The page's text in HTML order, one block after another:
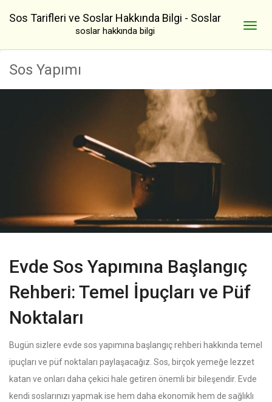
Sos Tarifleri ve Soslar Hakkında Bilgi - Soslar
soslar hakkında bilgi
Sos Yapımı
Evde Sos Yapımına Başlangıç
Rehberi: Temel İpuçları ve Püf
Noktaları
Bugün sizlere evde sos yapımına başlangıç rehberi hakkında temel
ipuçları ve püf noktaları paylaşacağız. Sos, birçok yemeğe lezzet
katan ve onları daha çekici hale getiren önemli bir bileşendir. Evde
kendi soslarınızı yapmak ise hem daha ekonomik hem de sağlıklı